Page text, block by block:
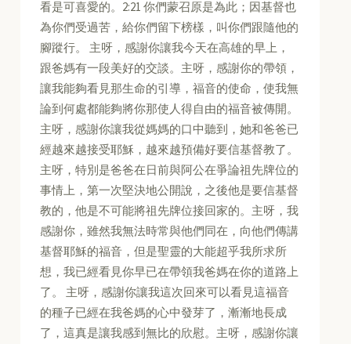
看是可喜愛的。2:21 你們蒙召原是為此；因基督也
為你們受過苦，給你們留下榜樣，叫你們跟隨他的
腳蹤行。 主呀，感謝你讓我今天在高雄的早上，
跟爸媽有一段美好的交談。主呀，感謝你的帶領，
讓我能夠看見那生命的引導，福音的使命，使我無
論到何處都能夠將你那使人得自由的福音被傳開。
主呀，感謝你讓我從媽媽的口中聽到，她和爸爸已
經越來越接受耶穌，越來越預備好要信基督教了。
主呀，特別是爸爸在日前與阿公在爭論祖先牌位的
事情上，第一次堅決地公開說，之後他是要信基督
教的，他是不可能將祖先牌位接回家的。主呀，我
感謝你，雖然我無法時常與他們同在，向他們傳講
基督耶穌的福音，但是聖靈的大能超乎我所求所
想，我已經看見你早已在帶領我爸媽在你的道路上
了。 主呀，感謝你讓我這次回來可以看見這福音
的種子已經在我爸媽的心中發芽了，漸漸地長成
了，這真是讓我感到無比的欣慰。主呀，感謝你讓